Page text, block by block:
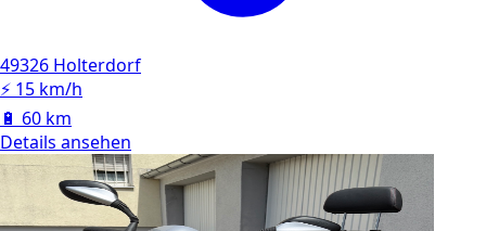
49326 Holterdorf
⚡ 15 km/h
🔋 60 km
Details ansehen